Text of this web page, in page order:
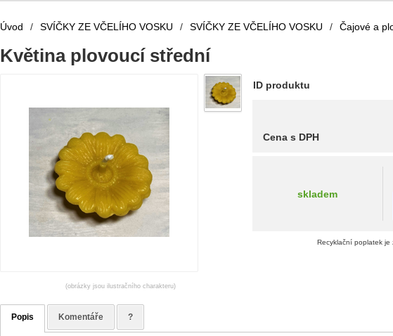
Úvod / SVÍČKY ZE VČELÍHO VOSKU / SVÍČKY ZE VČELÍHO VOSKU / Čajové a
Květina plovoucí střední
(obrázky jsou ilustračního charakteru)
ID produktu
Cena s DPH
skladem
Recyklační poplatek je
Popis Komentáře ?